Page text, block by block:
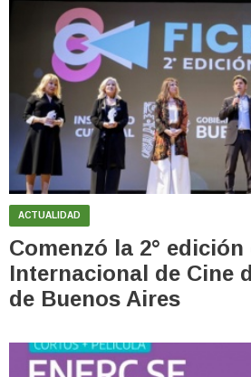
ACTUALIDAD
Comenzó la 2° edición
Internacional de Cine
de Buenos Aires